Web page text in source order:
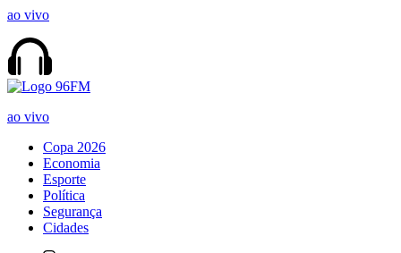
ao vivo
ao vivo
Copa 2026
Economia
Esporte
Política
Segurança
Cidades